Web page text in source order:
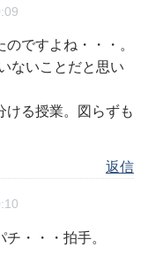
ですよね・・・。
ないことだと思い
ける授業。図らずも
返信
・・・拍手。